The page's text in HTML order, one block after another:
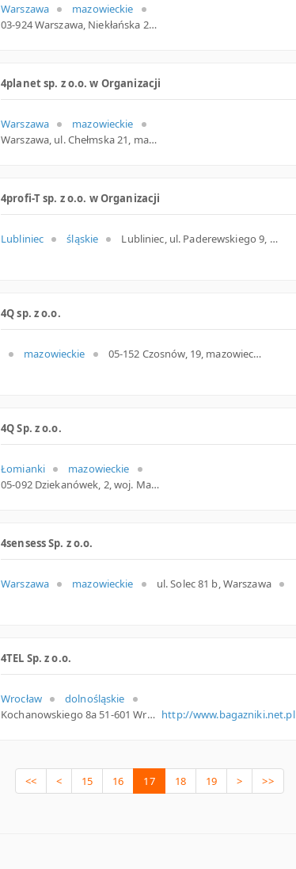
Warszawa
mazowieckie
03-924 Warszawa, Niekłańska 27 lok. 5, woj. Mazowieckie, pow. Warszawa, gm. Warszawa
4planet sp. z o.o. w Organizacji
Warszawa
mazowieckie
Warszawa, ul. Chełmska 21, mazowieckie
4profi-T sp. z o.o. w Organizacji
Lubliniec śląskie Lubliniec, ul. Paderewskiego 9, śląskie
4Q sp. z o.o.
mazowieckie 05-152 Czosnów, 19, mazowieckie
4Q Sp. z o.o.
Łomianki
mazowieckie
05-092 Dziekanówek, 2, woj. Mazowieckie, pow. Warszawski zachodni, gm. Łomianki
4sensess Sp. z o.o.
Warszawa mazowieckie ul. Solec 81 b, Warszawa
4TEL Sp. z o.o.
Wrocław
dolnośląskie
Kochanowskiego 8a 51-601 Wrocław Polska http://www.bagazniki.net.pl
<< < 15 16 17 18 19 > >>